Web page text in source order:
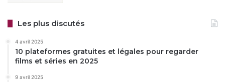
Les plus discutés
4 avril 2025
10 plateformes gratuites et légales pour regarder
films et séries en 2025
9 avril 2025